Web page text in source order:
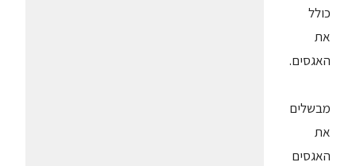
כולל
את
האגסים.
מבשלים
את
האגסים